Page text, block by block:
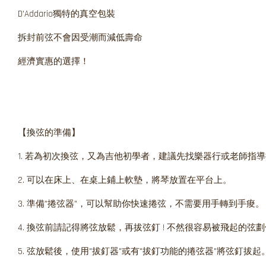
D'Addario獨特的真空包裝
拆封前弦不會因受潮而減低壽命
經濟實惠的選擇！
【換弦的準備】
1. 若為初次換弦，又為吉他初學者，建議先找樂器行或老師指
2. 可以在床上、在桌上鋪上軟墊，將琴放置在平台上。
3. 準備"捲弦器"，可以幫助你快速捲弦，不需要用手轉到手痠。
4. 換弦前請記得將弦放鬆，再拔弦釘 ! 不然很容易被飛起的弦劃
5. 弦放鬆後，使用"拔釘器"或有"拔釘功能的捲弦器"將弦釘拔起。